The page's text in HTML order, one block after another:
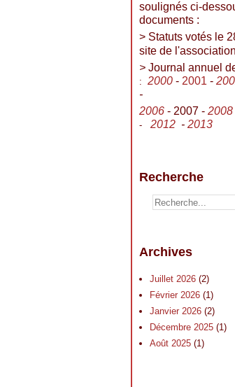
soulignés ci-
documents :
> Statuts votés le
site de
> Journal annuel
: 2000 - 2001 -
-
2006 - 2007 - 2008
- 2012 - 2013
Recherche
Archives
Juillet 2026 (2)
Février 2026 (1)
Janvier 2026 (2)
Décembre 2025 (1)
Août 2025 (1)